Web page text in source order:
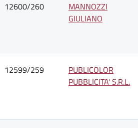
12600/260
MANNOZZI
GIULIANO
12599/259
PUBLICOLOR
PUBBLICITA' S.R.L.